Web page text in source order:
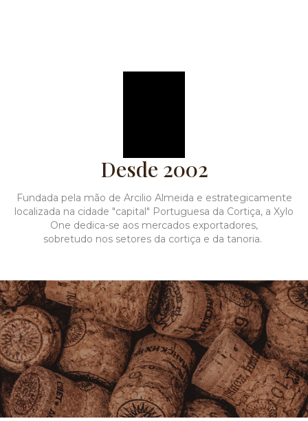
Desde 2002
Fundada pela mão de Arcilio Almeida e estrategicamente
localizada na cidade "capital" Portuguesa da Cortiça, a Xylo
One dedica-se aos mercados exportadores,
sobretudo nos setores da cortiça e da tanoria.